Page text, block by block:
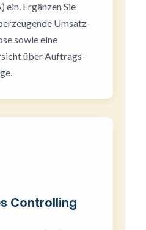
ein. Ergänzen Sie
Umsatz-
sowie eine
über Auftrags-
Controlling